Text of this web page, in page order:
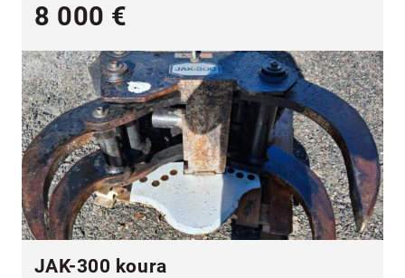
8 000 €
JAK-300 koura